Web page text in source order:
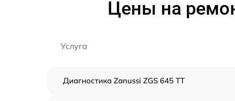
Цены на
Услуга
Диагностика Zanussi ZGS 645 TT